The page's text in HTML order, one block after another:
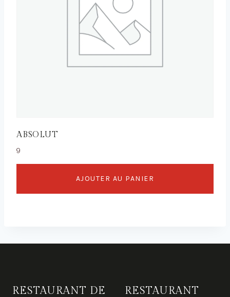
ABSOLUT
9
AJOUTER AU PANIER
RESTAURANT DE
RESTAURANT